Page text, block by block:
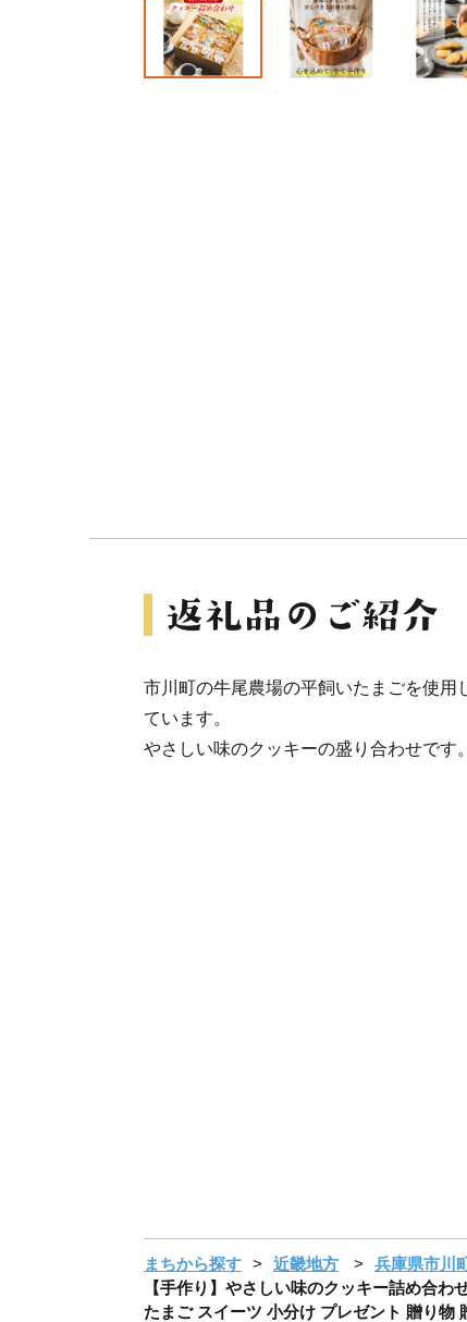
市川町の牛尾農場の平飼いたまごを使用
ています。
やさしい味のクッキーの盛り合わせです。
まちから探す 近畿地方 兵庫県市川
【手作り】やさしい味のクッキー詰め合
たまご スイーツ 小分け プレゼント 贈り物